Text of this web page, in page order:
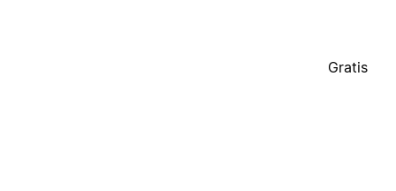
Gratis